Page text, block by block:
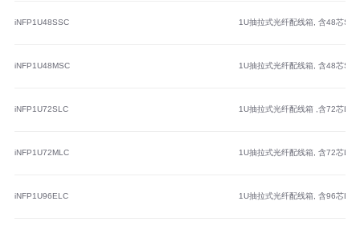
iNFP1U48SSC 1U抽拉式光纤配线箱, 含48芯SC
iNFP1U48MSC 1U抽拉式光纤配线箱, 含48芯SC
iNFP1U72SLC 1U抽拉式光纤配线箱 ,含72芯LC
iNFP1U72MLC 1U抽拉式光纤配线箱, 含72芯LC
iNFP1U96ELC 1U抽拉式光纤配线箱, 含96芯LC